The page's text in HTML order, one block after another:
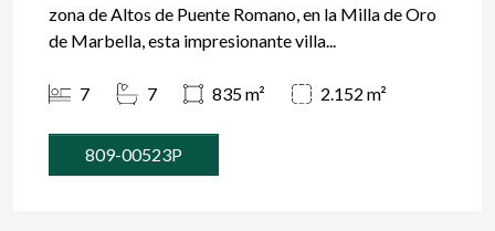
zona de Altos de Puente Romano, en la Milla de Oro
de Marbella, esta impresionante villa...
7 7 835 m² 2.152 m²
809-00523P